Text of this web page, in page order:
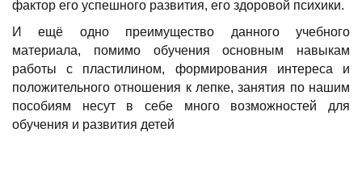
фактор его успешного развития, его здоровой психики.
И ещё одно преимущество данного учебного
материала, помимо обучения основным навыкам
работы с пластилином, формирования интереса и
положительного отношения к лепке, занятия по нашим
пособиям несут в себе много возможностей для
обучения и развития детей